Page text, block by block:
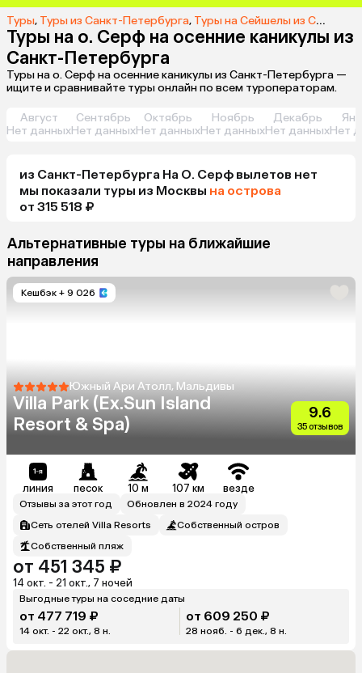
Туры, Туры из Санкт-Петербурга, Туры на Сейшелы из Санкт-Петербурга
Туры на о. Серф на осенние каникулы из
Санкт-Петербурга
Туры на о. Серф на осенние каникулы из Санкт-Петербурга —
ищите и сравнивайте туры онлайн по всем туроператорам.
Август
Нет данных
Сентябрь
Нет данных
Октябрь
Нет данных
Ноябрь
Нет данных
Декабрь
Нет данныхНет
из Санкт-Петербурга На О. Серф вылетов нет
мы показали туры из Москвы на острова
от 315 518 ₽
Альтернативные туры на ближайшие
направления
Кешбэк + 9 026
Южный Ари Атолл, Мальдивы
Villa Park (Ex.Sun Island
Resort & Spa)
9.6
35 отзывов
линия песок 10 м 107 км везде
Отзывы за этот год
Обновлен в 2024 году
Сеть отелей Villa Resorts
Собственный остров
Собственный пляж
от 451 345 ₽
14 окт. - 21 окт., 7 ночей
Выгодные туры на соседние даты
от 477 719 ₽
14 окт. - 22 окт., 8 н.
от 609 250 ₽
28 нояб. - 6 дек., 8 н.